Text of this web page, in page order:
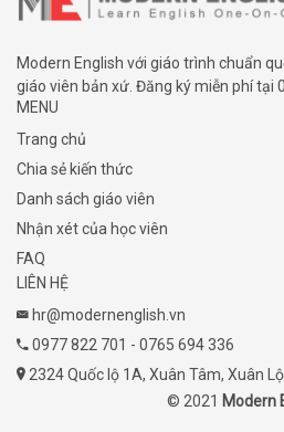
Modern English với giáo trình chuẩn
giáo viên bản xứ. Đăng ký miễn phí tại
MENU
Trang chủ
Chia sẻ kiến thức
Danh sách giáo viên
Nhận xét của học viên
FAQ
LIÊN HỆ
hr@modernenglish.vn
0977 822 701 - 0765 694 336
2324 Quốc lộ 1A, Xuân Tâm, Xuân
© 2021 Modern